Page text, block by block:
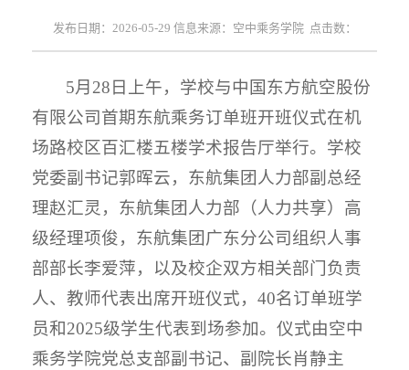
发布日期：2026-05-29 信息来源：空中乘务学院 点击数：
5月28日上午，学校与中国东方航空股份
有限公司首期东航乘务订单班开班仪式在机
场路校区百汇楼五楼学术报告厅举行。学校
党委副书记郭晖云，东航集团人力部副总经
理赵汇灵，东航集团人力部（人力共享）高
级经理项俊，东航集团广东分公司组织人事
部部长李爱萍，以及校企双方相关部门负责
人、教师代表出席开班仪式，40名订单班学
员和2025级学生代表到场参加。仪式由空中
乘务学院党总支部副书记、副院长肖静主